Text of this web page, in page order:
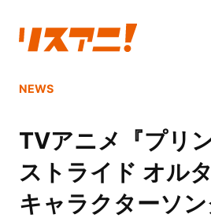
NEWS
TVアニメ『プリ
ストライド オル
キャラクターソ